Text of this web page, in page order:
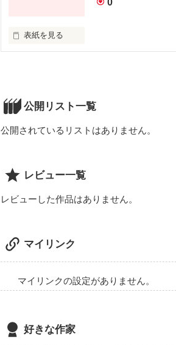
0
表紙を見る
公開リスト一覧
公開されているリストはありません。
レビュー一覧
レビューした作品はありません。
マイリンク
マイリンクの設定がありません。
好きな作家